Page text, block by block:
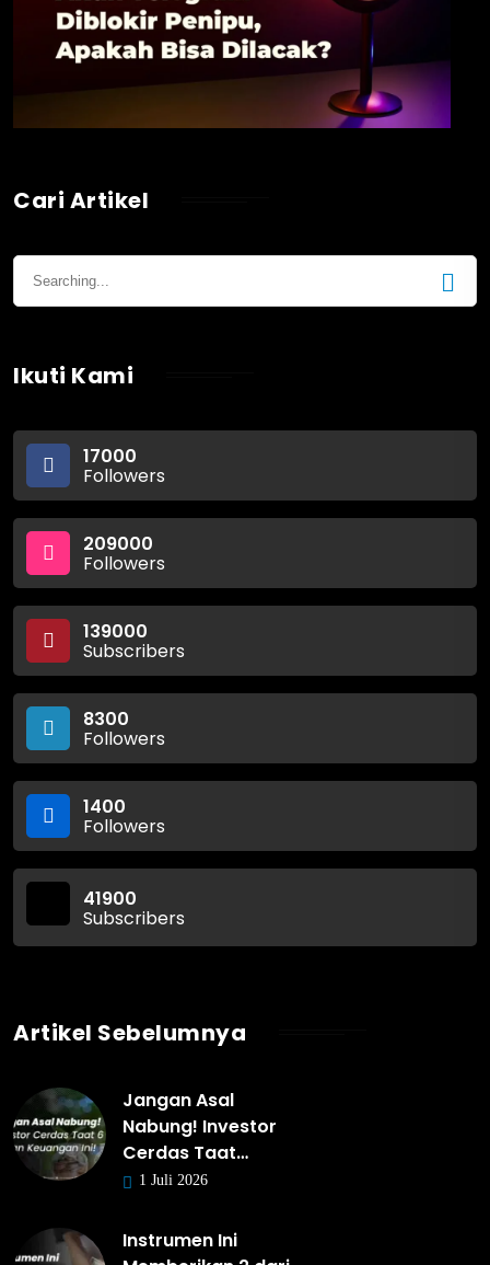
Cari Artikel
Ikuti Kami
17000
Followers
209000
Followers
139000
Subscribers
8300
Followers
1400
Followers
41900
Subscribers
Artikel Sebelumnya
Jangan Asal
Nabung! Investor
Cerdas Taat…
1 Juli 2026
Instrumen Ini